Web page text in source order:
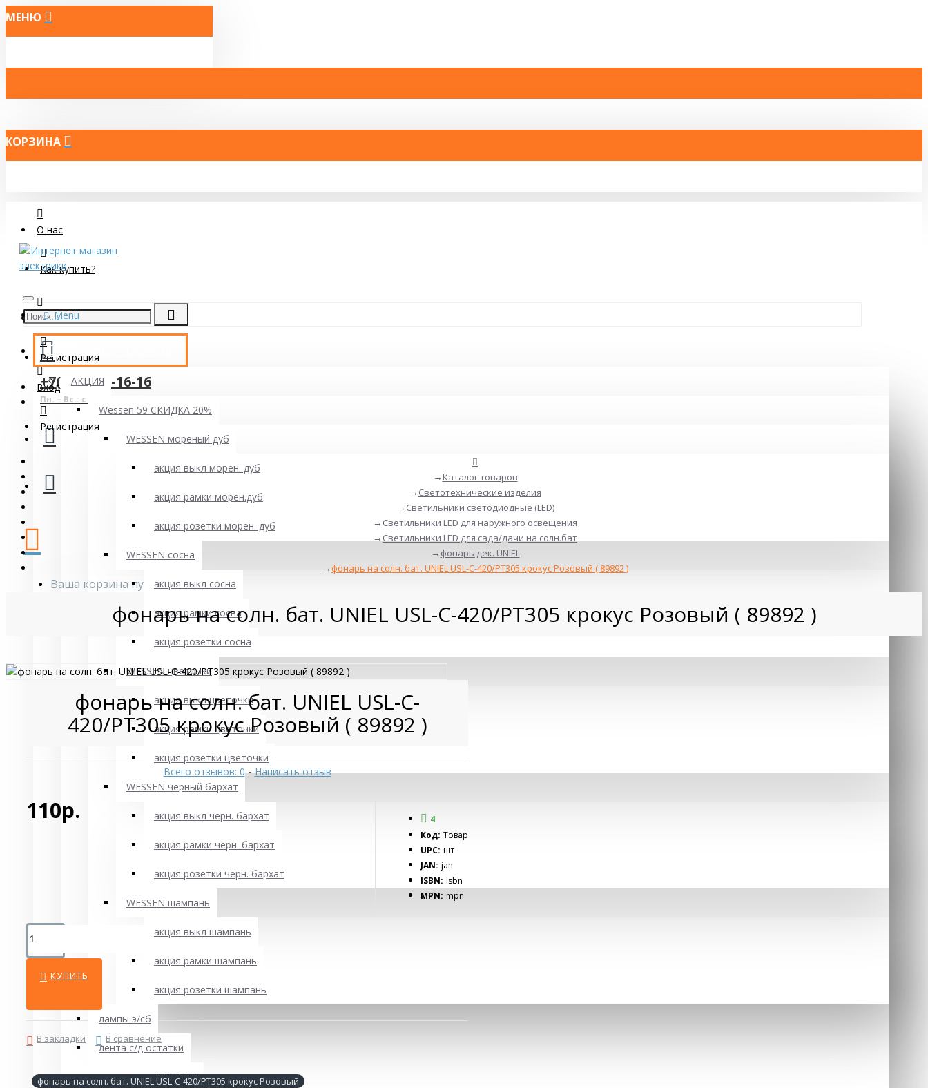
МЕНЮ
КОРЗИНА
О нас
Как купить?
Вход
Регистрация
+7(49640)2-16-16
Пн. – Вс.: с 9:00 до 19:00
Ваша корзина пуста!
Menu
АКЦИЯ
Wessen 59 СКИДКА 20%
WESSEN мореный дуб
акция выкл морен. дуб
акция рамки морен.дуб
акция розетки морен. дуб
WESSEN сосна
акция выкл сосна
акция рамки сосна
акция розетки сосна
WESSEN цветочки
акция выкл цветочки
акция рамки цветочки
акция розетки цветочки
WESSEN черный бархат
акция выкл черн. бархат
акция рамки черн. бархат
акция розетки черн. бархат
WESSEN шампань
акция выкл шампань
акция рамки шампань
акция розетки шампань
лампы э/сб
лента с/д остатки
светил встр УЦЕНКА
Вход
Регистрация
Каталог товаров
Светотехнические изделия
Светильники светодиодные (LED)
Светильники LED для наружного освещения
Светильники LED для сада/дачи на солн.бат
фонарь дек. UNIEL
фонарь на солн. бат. UNIEL USL-C-420/PT305 крокус Розовый ( 89892 )
фонарь на солн. бат. UNIEL USL-C-420/PT305 крокус Розовый ( 89892 )
фонарь на солн. бат. UNIEL USL-C-
420/PT305 крокус Розовый ( 89892 )
Всего отзывов: 0 - Написать отзыв
110р.
4
Код: Товар
UPC: шт
JAN: jan
ISBN: isbn
MPN: mpn
КУПИТЬ
В закладки В сравнение
фонарь на солн. бат. UNIEL USL-C-420/PT305 крокус Розовый